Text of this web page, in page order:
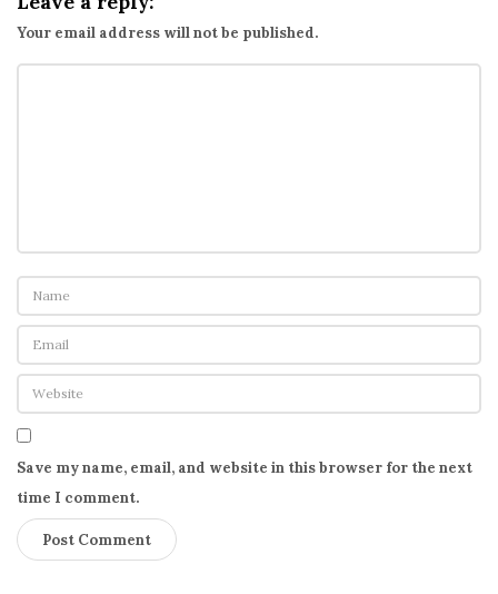
Your email address will not be published.
Save my name, email, and website in this browser for the next
time I comment.